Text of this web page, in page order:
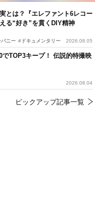
とは？『エレファント6レコー
る“好き”を貫くDIY精神
ニー #ドキュメンタリー 2026.08.05
でTOP3キープ！ 伝説的特撮映
2026.08.04
ピックアップ記事一覧